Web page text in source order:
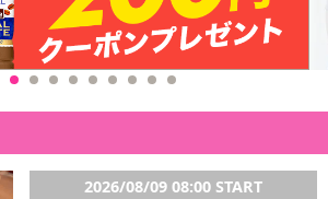
2026/08/09 08:00 START